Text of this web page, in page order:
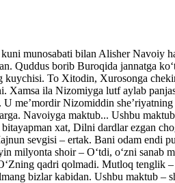
munosabati bilan Alisher Navoiy
Quddus borib Buroqida jannatga
To Xitodin, Xurosonga
Xamsa ila Nizomiyga lutf aylab
me’mordir Nizomiddin
Navoiyga maktub... Ushbu
xat, Dilni dardlar ezgan
sevgisi – ertak. Bani odam endi
milyonta shoir – O‘tdi, o‘zni sanab
qadri qolmadi. Mutloq tenglik
bizlar kabidan. Ushbu maktub